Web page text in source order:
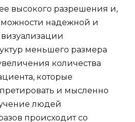
высокого разрешения и,
надежной и
меньшего размера
количества
которые
и мысленно
людей
происходит со